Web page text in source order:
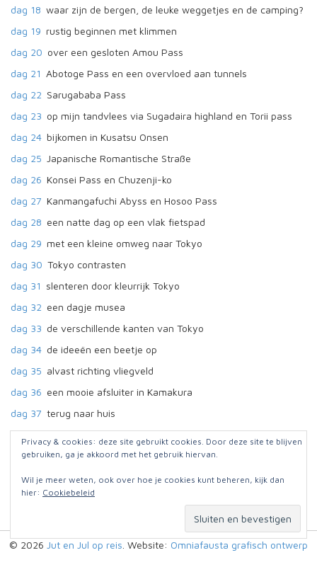
dag 18 waar zijn de bergen, de leuke weggetjes en de camping?
dag 19 rustig beginnen met klimmen
dag 20 over een gesloten Amou Pass
dag 21 Abotoge Pass en een overvloed aan tunnels
dag 22 Sarugababa Pass
dag 23 op mijn tandvlees via Sugadaira highland en Torii pass
dag 24 bijkomen in Kusatsu Onsen
dag 25 Japanische Romantische Straße
dag 26 Konsei Pass en Chuzenji-ko
dag 27 Kanmangafuchi Abyss en Hosoo Pass
dag 28 een natte dag op een vlak fietspad
dag 29 met een kleine omweg naar Tokyo
dag 30 Tokyo contrasten
dag 31 slenteren door kleurrijk Tokyo
dag 32 een dagje musea
dag 33 de verschillende kanten van Tokyo
dag 34 de ideeën een beetje op
dag 35 alvast richting vliegveld
dag 36 een mooie afsluiter in Kamakura
dag 37 terug naar huis
nabeschouwingen diverse thema's
Links i.v.m reis Japan enkele handige links
Privacy & cookies: deze site gebruikt cookies. Door deze site te blijven
gebruiken, ga je akkoord met het gebruik hiervan.
Wil je meer weten, ook over hoe je cookies kunt beheren, kijk dan
hier: Cookiebeleid
© 2026 Jut en Jul op reis . Website: Omniafausta grafisch ontwerp